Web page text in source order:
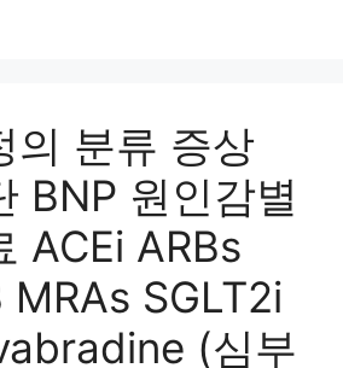
의 분류 증상
BNP 원인감별
ACEi ARBs
MRAs SGLT2i
(심부